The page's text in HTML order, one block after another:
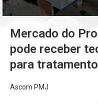
Mercado do
pode receber
para
Ascom PMJ